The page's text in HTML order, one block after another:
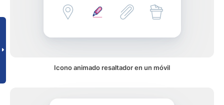
Icono animado resaltador en un móvil